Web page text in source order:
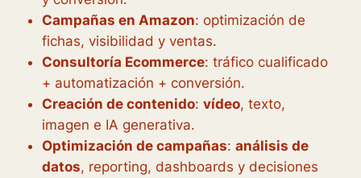
Campañas en Amazon: optimización de
fichas, visibilidad y ventas.
Consultoría Ecommerce: tráfico cualificado
+ automatización + conversión.
Creación de contenido: vídeo, texto,
imagen e IA generativa.
Optimización de campañas: análisis de
datos, reporting, dashboards y decisiones